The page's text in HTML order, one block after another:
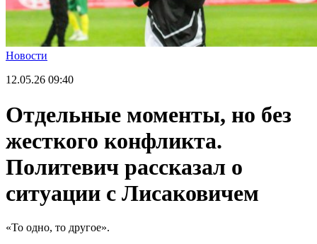
Новости
12.05.26 09:40
Отдельные моменты, но без
жесткого конфликта.
Политевич рассказал о
ситуации с Лисаковичем
«То одно, то другое».